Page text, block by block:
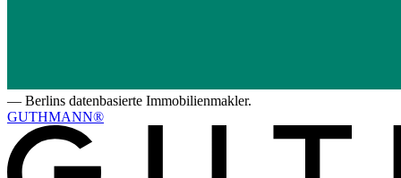
— Berlins datenbasierte Immobilienmakler.
GUTHMANN®